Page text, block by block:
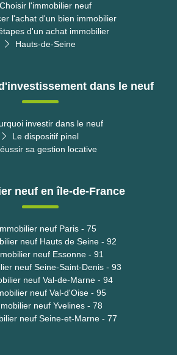
Choisir l'immobilier neuf
l'achat d'un bien immobilier
d'un achat immobilier
Hauts-de-Seine
dans le neuf
investir dans le neuf
Le dispositif pinel
sa gestion locative
neuf en île-de-France
neuf Paris - 75
neuf Hauts de Seine - 92
neuf Essonne - 91
neuf Seine-Saint-Denis - 93
neuf Val-de-Marne - 94
neuf Val-d'Oise - 95
neuf Yvelines - 78
neuf Seine-et-Marne - 77